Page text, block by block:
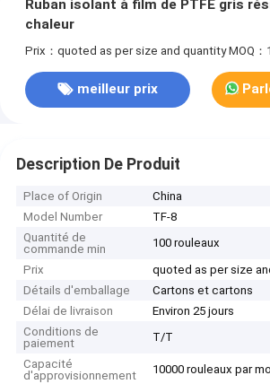
Ruban isolant à film de PTFE gris
chaleur
Prix：quoted as per size and quantity MOQ：
meilleur prix
Description De Produit
Place of Origin
China
Model Number
TF-8
Quantité de
commande min
100 rouleaux
Prix
quoted as per size
Détails d'emballage
Cartons et cartons
Délai de livraison
Environ 25 jours
Conditions de
paiement
T/T
Capacité
d'approvisionnement
10000 rouleaux par